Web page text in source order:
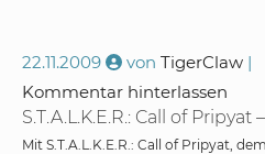
S.T.A.L.K.E.R.: Call of
22.11.2009 von TigerClaw
Kommentar hinterlassen
Mit S.T.A.L.K.E.R.: Call of Pripyat,